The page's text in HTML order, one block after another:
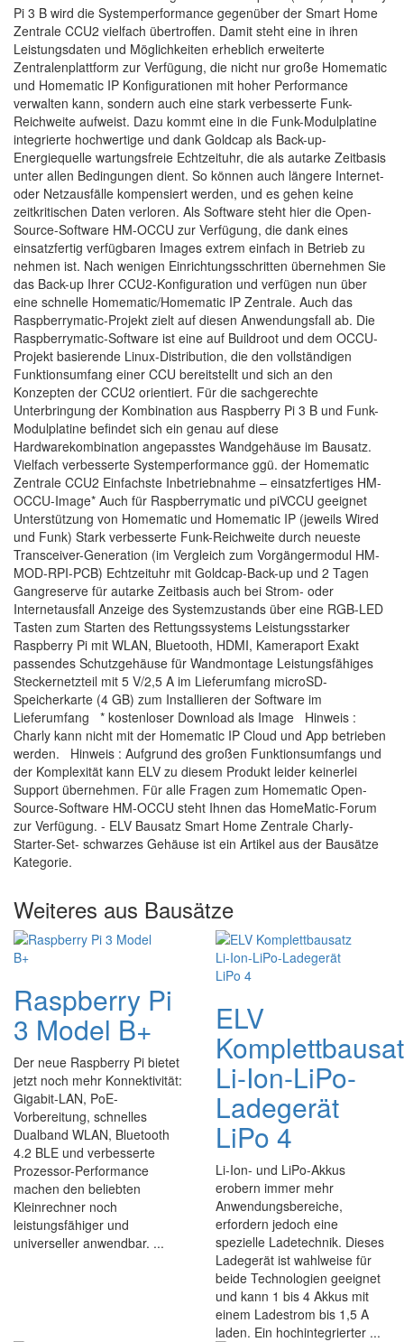
Pi 3 B wird die Systemperformance gegenüber der Smart Home
Zentrale CCU2 vielfach übertroffen. Damit steht eine in ihren
Leistungsdaten und Möglichkeiten erheblich erweiterte
Zentralenplattform zur Verfügung, die nicht nur große Homematic
und Homematic IP Konfigurationen mit hoher Performance
verwalten kann, sondern auch eine stark verbesserte Funk-
Reichweite aufweist. Dazu kommt eine in die Funk-Modulplatine
integrierte hochwertige und dank Goldcap als Back-up-
Energiequelle wartungsfreie Echtzeituhr, die als autarke Zeitbasis
unter allen Bedingungen dient. So können auch längere Internet-
oder Netzausfälle kompensiert werden, und es gehen keine
zeitkritischen Daten verloren. Als Software steht hier die Open-
Source-Software HM-OCCU zur Verfügung, die dank eines
einsatzfertig verfügbaren Images extrem einfach in Betrieb zu
nehmen ist. Nach wenigen Einrichtungsschritten übernehmen Sie
das Back-up Ihrer CCU2-Konfiguration und verfügen nun über
eine schnelle Homematic/Homematic IP Zentrale. Auch das
Raspberrymatic-Projekt zielt auf diesen Anwendungsfall ab. Die
Raspberrymatic-Software ist eine auf Buildroot und dem OCCU-
Projekt basierende Linux-Distribution, die den vollständigen
Funktionsumfang einer CCU bereitstellt und sich an den
Konzepten der CCU2 orientiert. Für die sachgerechte
Unterbringung der Kombination aus Raspberry Pi 3 B und Funk-
Modulplatine befindet sich ein genau auf diese
Hardwarekombination angepasstes Wandgehäuse im Bausatz.
Vielfach verbesserte Systemperformance ggü. der Homematic
Zentrale CCU2 Einfachste Inbetriebnahme – einsatzfertiges HM-
OCCU-Image* Auch für Raspberrymatic und piVCCU geeignet
Unterstützung von Homematic und Homematic IP (jeweils Wired
und Funk) Stark verbesserte Funk-Reichweite durch neueste
Transceiver-Generation (im Vergleich zum Vorgängermodul HM-
MOD-RPI-PCB) Echtzeituhr mit Goldcap-Back-up und 2 Tagen
Gangreserve für autarke Zeitbasis auch bei Strom- oder
Internetausfall Anzeige des Systemzustands über eine RGB-LED
Tasten zum Starten des Rettungssystems Leistungsstarker
Raspberry Pi mit WLAN, Bluetooth, HDMI, Kameraport Exakt
passendes Schutzgehäuse für Wandmontage Leistungsfähiges
Steckernetzteil mit 5 V/2,5 A im Lieferumfang microSD-
Speicherkarte (4 GB) zum Installieren der Software im
Lieferumfang * kostenloser Download als Image Hinweis :
Charly kann nicht mit der Homematic IP Cloud und App betrieben
werden. Hinweis : Aufgrund des großen Funktionsumfangs und
der Komplexität kann ELV zu diesem Produkt leider keinerlei
Support übernehmen. Für alle Fragen zum Homematic Open-
Source-Software HM-OCCU steht Ihnen das HomeMatic-Forum
zur Verfügung. - ELV Bausatz Smart Home Zentrale Charly-
Starter-Set- schwarzes Gehäuse ist ein Artikel aus der Bausätze
Kategorie.
Weiteres aus Bausätze
Raspberry Pi
3 Model B+
Der neue Raspberry Pi bietet
jetzt noch mehr Konnektivität:
Gigabit-LAN, PoE-
Vorbereitung, schnelles
Dualband WLAN, Bluetooth
4.2 BLE und verbesserte
Prozessor-Performance
machen den beliebten
Kleinrechner noch
leistungsfähiger und
universeller anwendbar. ...
ELV
Li-Ion-LiPo-
Ladegerät
LiPo 4
Li-Ion- und LiPo-Akkus
erobern immer mehr
Anwendungsbereiche,
erfordern jedoch eine
spezielle Ladetechnik. Dieses
Ladegerät ist wahlweise für
beide Technologien geeignet
und kann 1 bis 4 Akkus mit
einem Ladestrom bis 1,5 A
laden. Ein hochintegrierter ...